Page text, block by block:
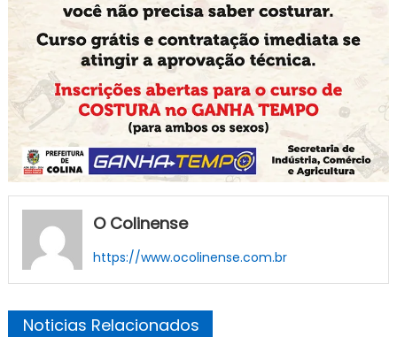
O Colinense
https://www.ocolinense.com.br
Noticias Relacionados